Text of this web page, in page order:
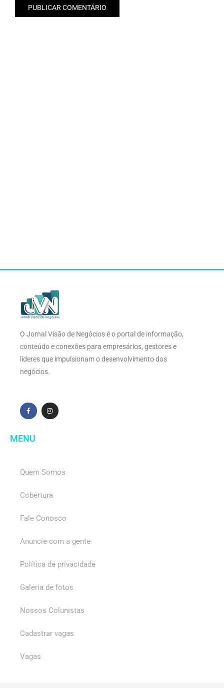
O Jornal Visão de Negócios é o portal de informação,
conteúdo e conexões para empresários, gestores e
líderes que impulsionam o desenvolvimento dos
negócios.
MENU
Quem Somos
Cobertura
Fale Conosco
Anuncie com a gente
Política de privacidade
Galeria de fotos
Nossos Colunistas
Cadastrar vagas
Vagas